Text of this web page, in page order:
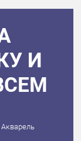
И
Акварель